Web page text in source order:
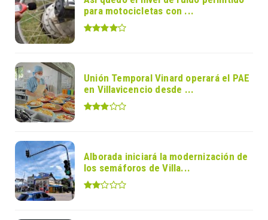
para motocicletas con ...
Unión Temporal Vinard operará el PAE
en Villavicencio desde ...
Alborada iniciará la modernización de
los semáforos de Villa...